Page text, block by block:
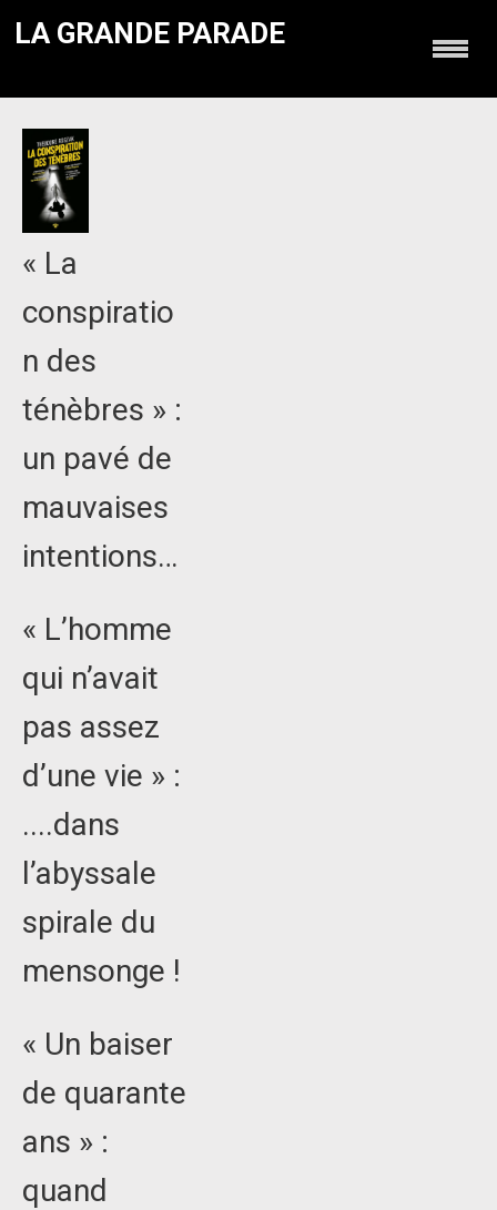
LA GRANDE PARADE
« La
conspiratio
n des
ténèbres » :
un pavé de
mauvaises
intentions…
« L’homme
qui n’avait
pas assez
d’une vie » :
....dans
l’abyssale
spirale du
mensonge !
« Un baiser
de quarante
ans » :
quand